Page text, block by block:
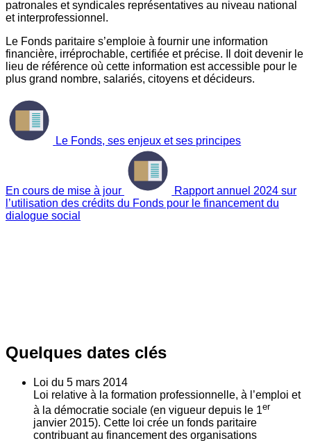
patronales et syndicales représentatives au niveau national
et interprofessionnel.
Le Fonds paritaire s’emploie à fournir une information
financière, irréprochable, certifiée et précise. Il doit devenir le
lieu de référence où cette information est accessible pour le
plus grand nombre, salariés, citoyens et décideurs.
Le Fonds, ses enjeux et ses principes
En cours de mise à jour
Rapport annuel 2024 sur
l’utilisation des crédits du Fonds pour le financement du
dialogue social
Quelques dates clés
Loi du 5 mars 2014
Loi relative à la formation professionnelle, à l’emploi et
à la démocratie sociale (en vigueur depuis le 1er
janvier 2015). Cette loi crée un fonds paritaire
contribuant au financement des organisations